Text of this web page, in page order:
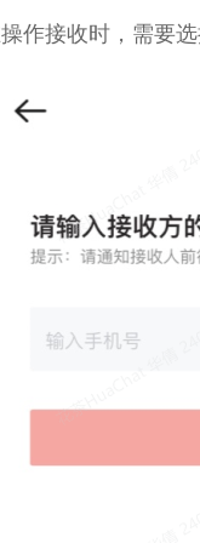
作接收时，需要